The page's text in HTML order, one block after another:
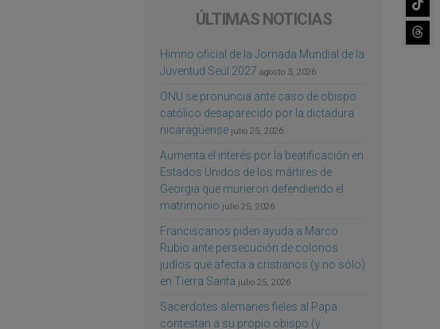
ÚLTIMAS NOTICIAS
Himno oficial de la Jornada Mundial de la
Juventud Seúl 2027 agosto 3, 2026
ONU se pronuncia ante caso de obispo
católico desaparecido por la dictadura
nicaragüense julio 25, 2026
Aumenta el interés por la beatificación en
Estados Unidos de los mártires de
Georgia que murieron defendiendo el
matrimonio julio 25, 2026
Franciscanos piden ayuda a Marco
Rubio ante persecución de colonos
judíos que afecta a cristianos (y no sólo)
en Tierra Santa julio 25, 2026
Sacerdotes alemanes fieles al Papa
contestan a su propio obispo (y